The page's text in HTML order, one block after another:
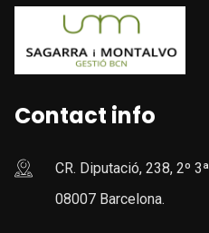
Contact info
CR. Diputació, 238, 2º 3ª
08007 Barcelona.